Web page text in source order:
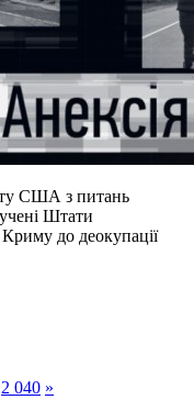
США з питань
Штати
до деокупації
2 040 »